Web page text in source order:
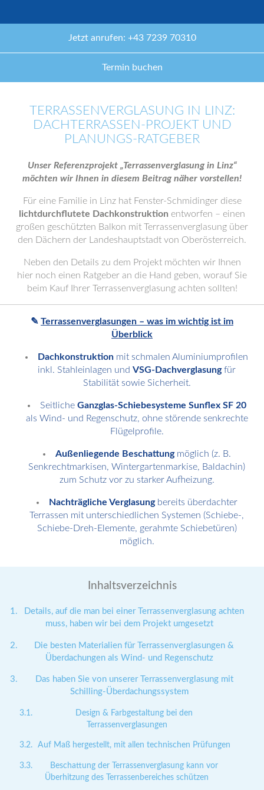
Jetzt anrufen: +43 7239 70310
Termin buchen
TERRASSENVERGLASUNG IN LINZ:
DACHTERRASSEN-PROJEKT UND
PLANUNGS-RATGEBER
Unser Referenzprojekt „Terrassenverglasung in Linz“
möchten wir Ihnen in diesem Beitrag näher vorstellen!
Für eine Familie in Linz hat Fenster-Schmidinger diese
lichtdurchflutete Dachkonstruktion entworfen – einen
großen geschützten Balkon mit Terrassenverglasung über
den Dächern der Landeshauptstadt von Oberösterreich.
Neben den Details zu dem Projekt möchten wir Ihnen
hier noch einen Ratgeber an die Hand geben, worauf Sie
beim Kauf Ihrer Terrassenverglasung achten sollten!
✎ Terrassenverglasungen – was im wichtig ist im
Überblick
Dachkonstruktion mit schmalen Aluminiumprofilen
inkl. Stahleinlagen und VSG-Dachverglasungfür
Stabilität sowie Sicherheit.
Seitliche Ganzglas-Schiebesysteme Sunflex SF 20
als Wind- und Regenschutz, ohne störende senkrechte
Flügelprofile.
Außenliegende Beschattungmöglich (z. B.
Senkrechtmarkisen, Wintergartenmarkise, Baldachin)
zum Schutz vor zu starker Aufheizung.
Nachträgliche Verglasungbereits überdachter
Terrassen mit unterschiedlichen Systemen (Schiebe-,
Schiebe-Dreh-Elemente, gerahmte Schiebetüren)
möglich.
Inhaltsverzeichnis
Details, auf die man bei einer Terrassenverglasung achten
muss, haben wir bei dem Projekt umgesetzt
Die besten Materialien für Terrassenverglasungen &
Überdachungen als Wind- und Regenschutz
Das haben Sie von unserer Terrassenverglasung mit
Schilling-Überdachungssystem
Design & Farbgestaltung bei den
Terrassenverglasungen
Auf Maß hergestellt, mit allen technischen Prüfungen
Beschattung der Terrassenverglasung kann vor
Überhitzung des Terrassenbereiches schützen